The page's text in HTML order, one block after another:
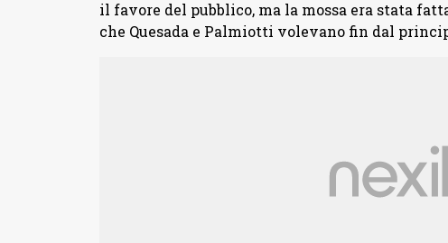
il favore del pubblico, ma la mossa era stata
che Quesada e Palmiotti volevano fin dal